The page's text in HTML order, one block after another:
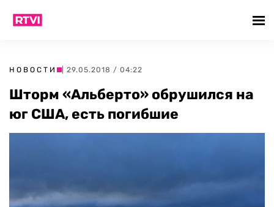
НОВОСТИ | 29.05.2018 / 04:22
Шторм «Альберто» обрушился на
юг США, есть погибшие